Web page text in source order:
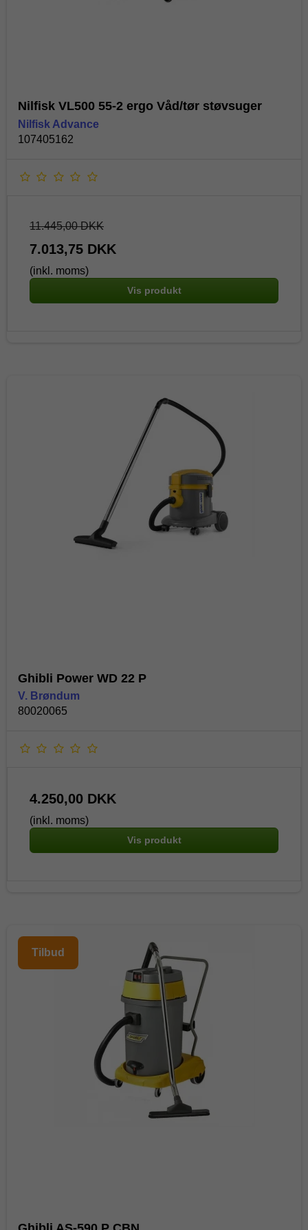
Nilfisk VL500 55-2 ergo Våd/tør støvsuger
Nilfisk Advance
107405162
11.445,00 DKK
7.013,75 DKK
(inkl. moms)
Vis produkt
Ghibli Power WD 22 P
V. Brøndum
80020065
4.250,00 DKK
(inkl. moms)
Vis produkt
Tilbud